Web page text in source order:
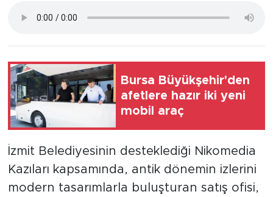
Bursa Büyükşehir'den
afetlere hazır iki yeni
mobil araç
İzmit Belediyesinin desteklediği Nikomedia
Kazıları kapsamında, antik dönemin izlerini
modern tasarımlarla buluşturan satış ofisi,